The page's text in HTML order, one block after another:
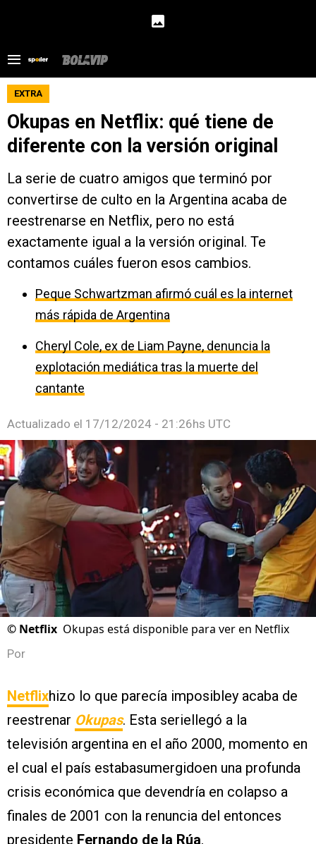
EXTRA
Okupas en Netflix: qué tiene de
diferente con la versión original
La serie de cuatro amigos que terminó por
convertirse de culto en la Argentina acaba de
reestrenarse en Netflix, pero no está
exactamente igual a la versión original. Te
contamos cuáles fueron esos cambios.
Peque Schwartzman afirmó cuál es la internet
más rápida de Argentina
Cheryl Cole, ex de Liam Payne, denuncia la
explotación mediática tras la muerte del
cantante
Actualizado el 17/12/2024 - 21:26hs UTC
© Netflix Okupas está disponible para ver en Netflix
Por
Netflixhizo lo que parecía imposibley acaba de
reestrenar Okupas. Esta seriellegó a la
televisión argentina en el año 2000, momento en
el cual el país estabasumergidoen una profunda
crisis económica que devendría en colapso a
finales de 2001 con la renuncia del entonces
presidente Fernando de la Rúa.